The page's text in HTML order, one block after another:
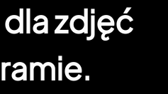
zdjęć